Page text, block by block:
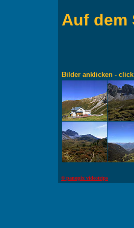
Auf dem
Bilder anklicken -
© panopix videotrips